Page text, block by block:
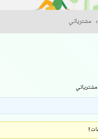
مشترياتي
مشترياتي